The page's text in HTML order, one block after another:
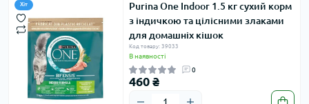
Хіт
Purina One Indoor 1.5 кг сухий корм
з індичкою та цілісними злаками
для домашніх кішок
Код товару: 39033
В наявності
0
460 ₴